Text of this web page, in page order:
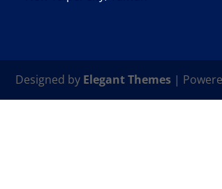
Designed by Elegant Themes |